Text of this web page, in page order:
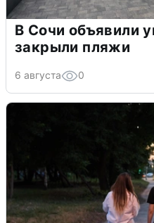
В Сочи объявили
закрыли пляжи
6 августа 0